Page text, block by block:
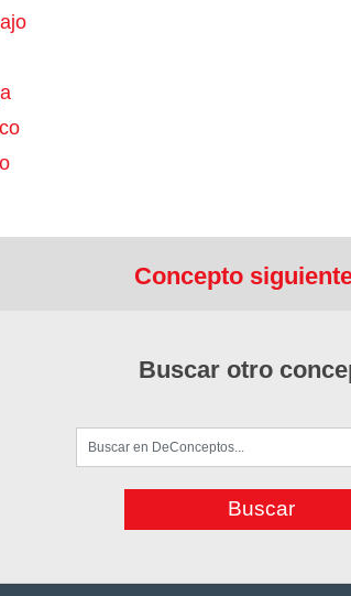
Concepto
Buscar otro